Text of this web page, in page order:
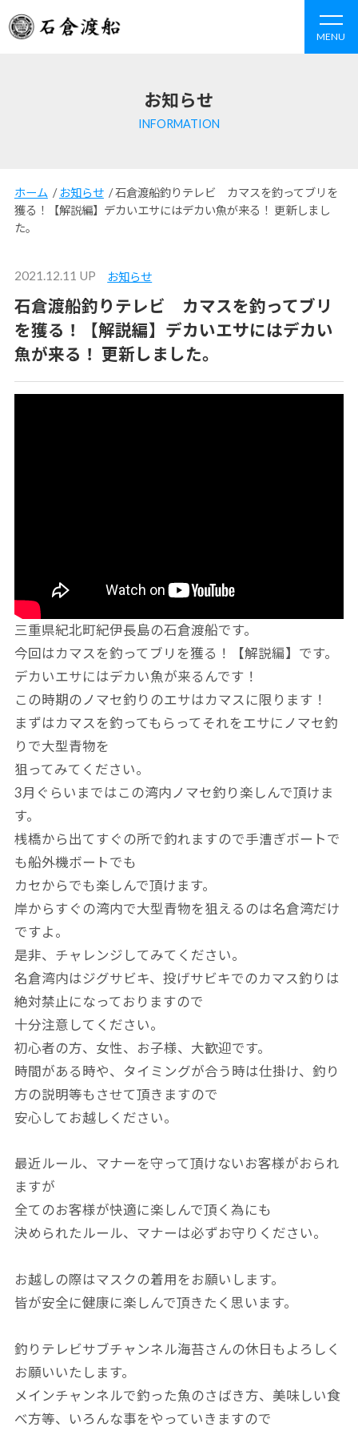
MENU
お知らせ
INFORMATION
ホーム / お知らせ/石倉渡船釣りテレビ カマスを釣ってブリを
獲る！【解説編】デカいエサにはデカい魚が来る！ 更新しまし
た。
2021.12.11 UP お知らせ
石倉渡船釣りテレビ カマスを釣ってブリ
を獲る！【解説編】デカいエサにはデカい
魚が来る！ 更新しました。
三重県紀北町紀伊長島の石倉渡船です。
今回はカマスを釣ってブリを獲る！【解説編】です。
デカいエサにはデカい魚が来るんです！
この時期のノマセ釣りのエサはカマスに限ります！
まずはカマスを釣ってもらってそれをエサにノマセ釣
りで大型青物を
狙ってみてください。
3月ぐらいまではこの湾内ノマセ釣り楽しんで頂けま
す。
桟橋から出てすぐの所で釣れますので手漕ぎボートで
も船外機ボートでも
カセからでも楽しんで頂けます。
岸からすぐの湾内で大型青物を狙えるのは名倉湾だけ
ですよ。
是非、チャレンジしてみてください。
名倉湾内はジグサビキ、投げサビキでのカマス釣りは
絶対禁止になっておりますので
十分注意してください。
初心者の方、女性、お子様、大歓迎です。
時間がある時や、タイミングが合う時は仕掛け、釣り
方の説明等もさせて頂きますので
安心してお越しください。
最近ルール、マナーを守って頂けないお客様がおられ
ますが
全てのお客様が快適に楽しんで頂く為にも
決められたルール、マナーは必ずお守りください。
お越しの際はマスクの着用をお願いします。
皆が安全に健康に楽しんで頂きたく思います。
釣りテレビサブチャンネル海苔さんの休日もよろしく
お願いいたします。
メインチャンネルで釣った魚のさばき方、美味しい食
べ方等、いろんな事をやっていきますので